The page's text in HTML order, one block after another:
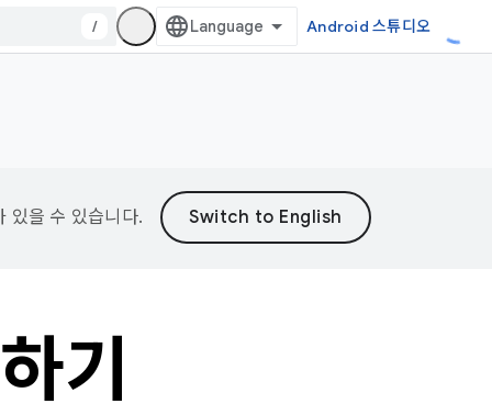
/ Android 스튜디오
있을 수 있습니다.
기